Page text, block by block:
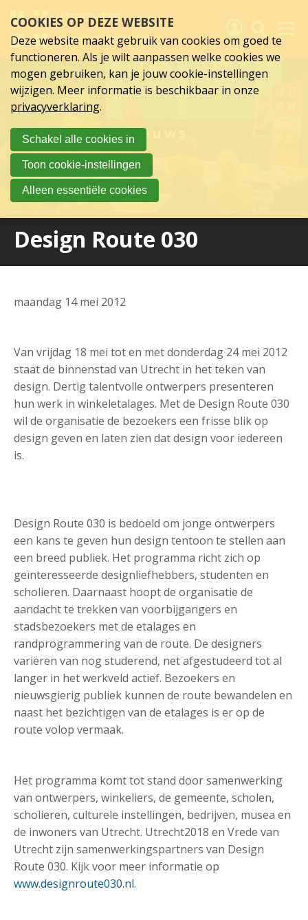
links
over
Spring
hoofd
inhoud
Spring
naar
hoofdnavigatie
Nieuws
Design Route 030
maandag 14 mei 2012
Van vrijdag 18 mei tot en met donderdag 24 mei 2012
staat de binnenstad van Utrecht in het teken van
design. Dertig talentvolle ontwerpers presenteren
hun werk in winkeletalages. Met de Design Route 030
wil de organisatie de bezoekers een frisse blik op
design geven en laten zien dat design voor iedereen
is.
Design Route 030 is bedoeld om jonge ontwerpers
een kans te geven hun design tentoon te stellen aan
een breed publiek. Het programma richt zich op
geïnteresseerde designliefhebbers, studenten en
scholieren. Daarnaast hoopt de organisatie de
aandacht te trekken van voorbijgangers en
stadsbezoekers met de etalages en
randprogrammering van de route. De designers
variëren van nog studerend, net afgestudeerd tot al
langer in het werkveld actief. Bezoekers en
nieuwsgierig publiek kunnen de route bewandelen en
naast het bezichtigen van de etalages is er op de
route volop vermaak.
Het programma komt tot stand door samenwerking
van ontwerpers, winkeliers, de gemeente, scholen,
scholieren, culturele instellingen, bedrijven, musea en
de inwoners van Utrecht. Utrecht2018 en Vrede van
Utrecht zijn samenwerkingspartners van Design
Route 030. Kijk voor meer informatie op
www.designroute030.nl.
Activiteiten
Nieuws
Verslagen
Sluit je aan
Over UCK
COOKIES OP DEZE WEBSITE
Deze website maakt gebruik van cookies om goed te
functioneren. Als je wilt aanpassen welke cookies we
mogen gebruiken, kan je jouw cookie-instellingen
wijzigen. Meer informatie is beschikbaar in onze
privacyverklaring.
Schakel alle cookies in
Toon cookie-instellingen
Alleen essentiële cookies